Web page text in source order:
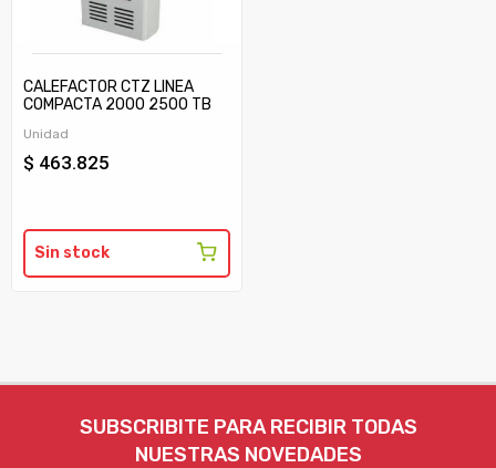
CALEFACTOR CTZ LINEA
COMPACTA 2000 2500 TB
Unidad
$ 463.825
Sin stock
SUBSCRIBITE PARA RECIBIR TODAS
NUESTRAS NOVEDADES